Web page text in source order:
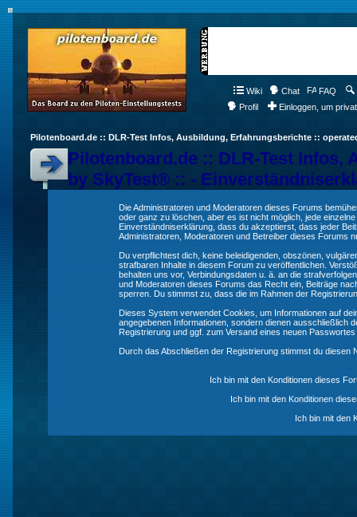
Wiki Chat FAQ
Profil
Einloggen, um
Pilotenboard.de :: DLR-Test Infos, Ausbildung, Erfahrungsberichte ::
Pilotenboard.de :: DLR-Test
by SkyTest® :: -
Die Administratoren und Moderatoren dieses Forums
oder ganz zu löschen, aber es ist nicht möglich, jede
Einverständniserklärung, dass du akzeptierst, dass jeder
Administratoren, Moderatoren und Betreiber dieses Forums
Du verpflichtest dich, keine beleidigenden, obszönen,
strafbaren Inhalte in diesem Forum zu veröffentlichen.
behalten uns vor, Verbindungsdaten u. ä. an die
und Moderatoren dieses Forums das Recht ein, Beiträge
sperren. Du stimmst zu, dass die im Rahmen der
Dieses System verwendet Cookies, um Informationen auf
angegebenen Informationen, sondern dienen ausschließlich
Registrierung und ggf. zum Versand eines neuen
Durch das Abschließen der Registrierung stimmst du diesen
Ich bin mit den Konditionen dieses
Ich bin mit den Konditionen
Ich bin mit den